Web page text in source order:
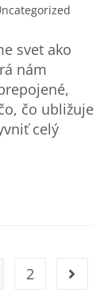
svet ako
nám
čo ubližuje
celý
2